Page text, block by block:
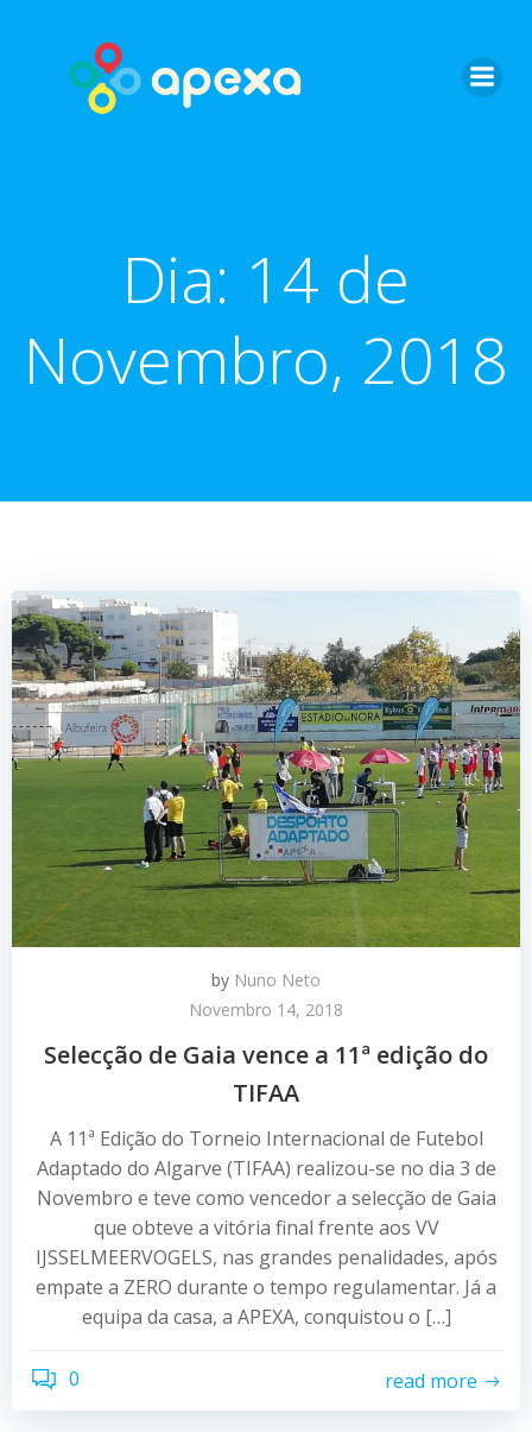
content
Dia: 14 de
Novembro, 2018
by Nuno Neto
Novembro 14, 2018
Selecção de Gaia vence a 11ª edição do
TIFAA
A 11ª Edição do Torneio Internacional de Futebol
Adaptado do Algarve (TIFAA) realizou-se no dia 3 de
Novembro e teve como vencedor a selecção de Gaia
que obteve a vitória final frente aos VV
IJSSELMEERVOGELS, nas grandes penalidades, após
empate a ZERO durante o tempo regulamentar. Já a
equipa da casa, a APEXA, conquistou o […]
0 read more